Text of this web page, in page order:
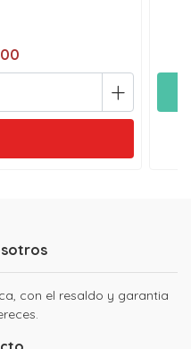
+
con el resaldo y garantia